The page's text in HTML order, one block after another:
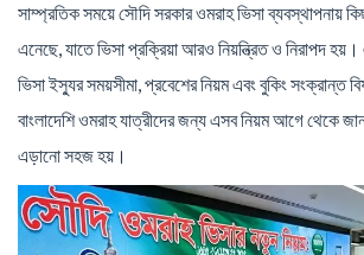
সাম্প্রতিক সময়ে সৌদি সরকার ওমরাহ ভিসা ব্যবস্থাপনায়
এনেছে, যাতে ভিসা প্রক্রিয়া আরও নিয়ন্ত্রিত ও নিরাপদ
ভিসা ইস্যুর সময়সীমা, প্রবেশের নিয়ম এবং বুকিং সংক্রান্ত
বাংলাদেশি ওমরাহ যাত্রীদের জন্য এসব নিয়ম আগে থেকে
এড়ানো সহজ হয়।